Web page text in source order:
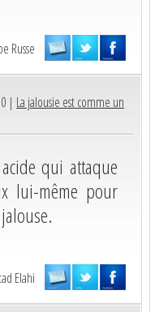
Russe
| La jalousie est comme un
qui attaque
lui-même pour
Elahi